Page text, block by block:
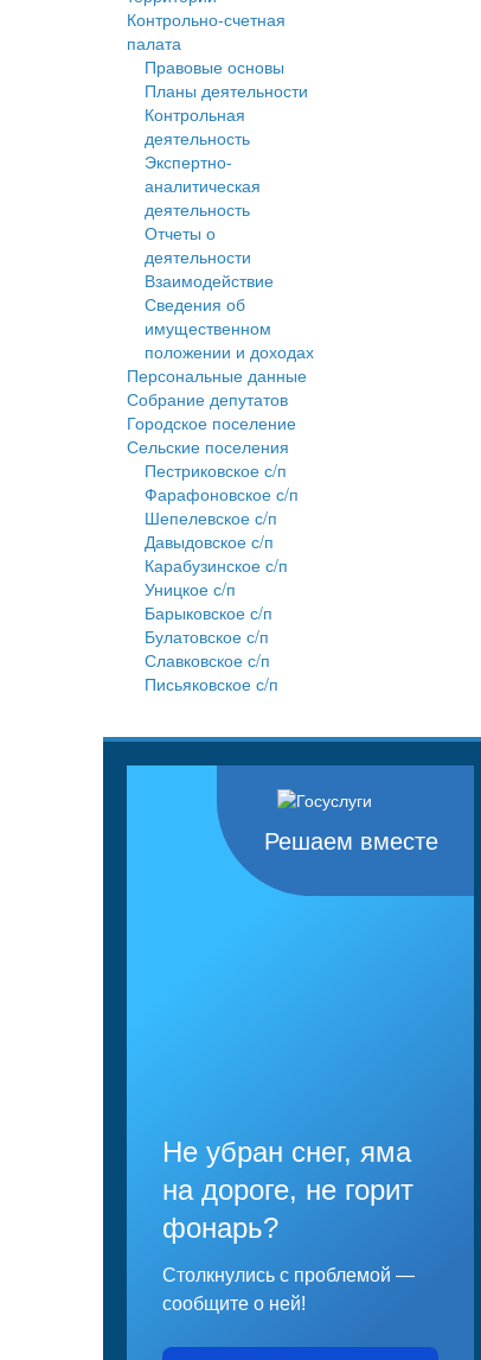
Контрольно-счетная
палата
Правовые основы
Планы деятельности
Контрольная
деятельность
Экспертно-
аналитическая
деятельность
Отчеты о
деятельности
Взаимодействие
Сведения об
имущественном
положении и доходах
Персональные данные
Собрание депутатов
Городское поселение
Сельские поселения
Пестриковское с/п
Фарафоновское с/п
Шепелевское с/п
Давыдовское с/п
Карабузинское с/п
Уницкое с/п
Барыковское с/п
Булатовское с/п
Славковское с/п
Письяковское с/п
Решаем вместе
Не убран снег, яма
на дороге, не горит
фонарь?
Столкнулись с проблемой —
сообщите о ней!